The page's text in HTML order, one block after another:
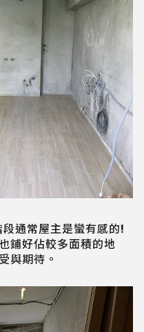
通常屋主是蠻有感的!
鋪好佔較多面積的地
與期待。